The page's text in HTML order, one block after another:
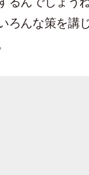
ろんな策を講